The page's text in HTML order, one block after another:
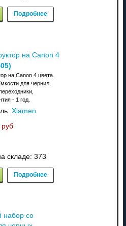
Подробнее
на Canon 4
)
на Canon 4 цвета.
для чернил,
- 1 год.
Xiamen
складе: 373
Подробнее
набор со